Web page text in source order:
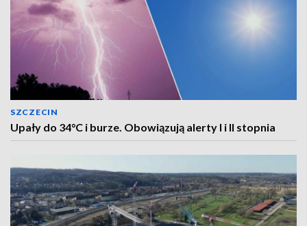
SZCZECIN
Upały do 34°C i burze. Obowiązują alerty I i II stopnia